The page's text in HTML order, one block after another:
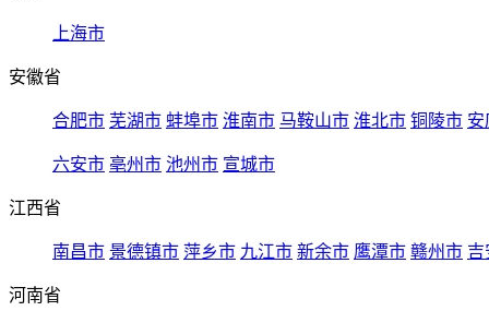
上海市
安徽省
合肥市 芜湖市 蚌埠市 淮南市 马鞍山市 淮北市 铜陵市 安
六安市 亳州市 池州市 宣城市
江西省
南昌市 景德镇市 萍乡市 九江市 新余市 鹰潭市 赣州市 吉
河南省